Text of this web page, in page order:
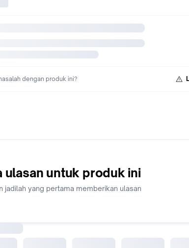
las-co-air-cooled-pro-mig-500-at-3-4-m
las-co-air-cooled-pro-mig-500-at-3-4-m Semarang
www.tokopedia.com/pt-bumi-semarang/kobewel-
dengan produk ini?
ulasan untuk produk ini
jadilah yang pertama memberikan ulasan